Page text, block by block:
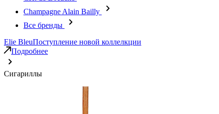
Champagne Alain Bailly
Все бренды
Elie BleuПоступление новой коллелкции
Подробнее
Сигариллы